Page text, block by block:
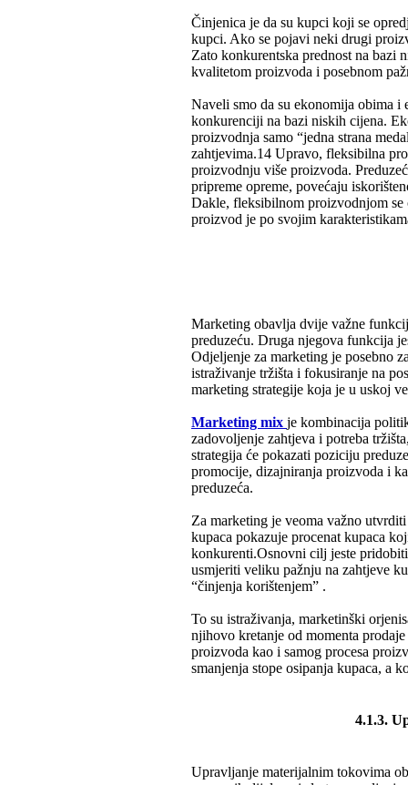
Činjenica je da su kupci koji se
kupci. Ako se pojavi neki drugi
Zato konkurentska prednost na bazi
kvalitetom proizvoda i posebnom
Naveli smo da su ekonomija obima
konkurenciji na bazi niskih cijena.
proizvodnja samo “jedna strana
zahtjevima.14 Upravo, fleksibilna
proizvodnju više proizvoda.
pripreme opreme, povećaju
Dakle, fleksibilnom proizvodnjom
proizvod je po svojim
Marketing obavlja dvije važne
preduzeću. Druga njegova funkcija
Odjeljenje za marketing je posebno
istraživanje tržišta i fokusiranje na
marketing strategije koja je u uskoj
Marketing mix je kombinacija
zadovoljenje zahtjeva i potreba
strategija će pokazati poziciju
promocije, dizajniranja proizvoda i
preduzeća.
Za marketing je veoma važno
kupaca pokazuje procenat kupaca
konkurenti.Osnovni cilj jeste
usmjeriti veliku pažnju na zahtjeve
“činjenja korištenjem” .
To su istraživanja, marketinški
njihovo kretanje od momenta
proizvoda kao i samog procesa
smanjenja stope osipanja kupaca, a
4.1.3.
Upravljanje materijalnim tokovima